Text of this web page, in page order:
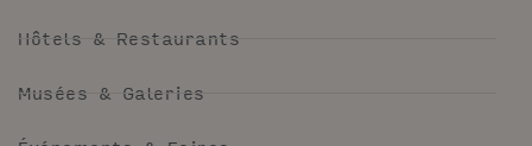
Hôtels & Restaurants
Musées & Galeries